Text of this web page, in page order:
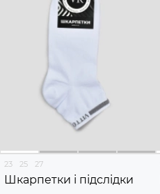
23 25 27
Шкарпетки і підслідки